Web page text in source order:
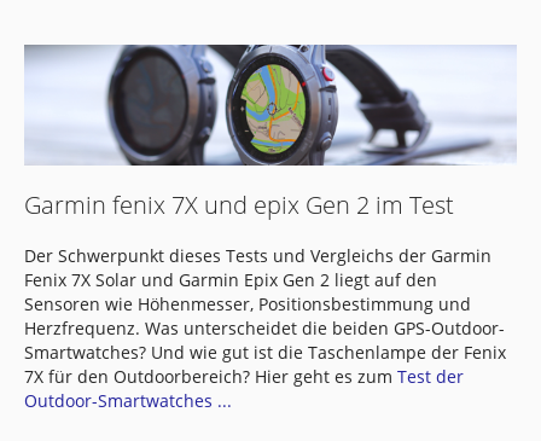
Garmin fenix 7X und epix Gen 2 im Test
Der Schwerpunkt dieses Tests und Vergleichs der Garmin
Fenix 7X Solar und Garmin Epix Gen 2 liegt auf den
Sensoren wie Höhenmesser, Positionsbestimmung und
Herzfrequenz. Was unterscheidet die beiden GPS-Outdoor-
Smartwatches? Und wie gut ist die Taschenlampe der Fenix
7X für den Outdoorbereich? Hier geht es zum Test der
Outdoor-Smartwatches ...